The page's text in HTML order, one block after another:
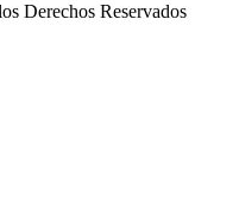
Derechos Reservados